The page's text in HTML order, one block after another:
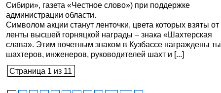
Сибири», газета «Честное слово») при поддержке
администрации области.
Символом акции станут ленточки, цвета которых взяты от
ленты высшей горняцкой награды – знака «Шахтерская
слава». Этим почетным знаком в Кузбассе награждены
шахтеров, инженеров, руководителей шахт и [...]
Страница 1 из 11